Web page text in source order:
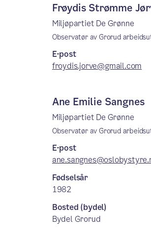
Frøydis Strømme
Miljøpartiet De Grønne
Observatør av Grorud
E-post
froydis.jorve@gmail.com
Ane Emilie Sangnes
Miljøpartiet De Grønne
Observatør av Grorud
E-post
Fødselsår
1982
Bosted (bydel)
Bydel Grorud